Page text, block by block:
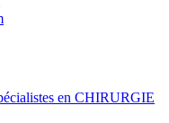
en CHIRURGIE